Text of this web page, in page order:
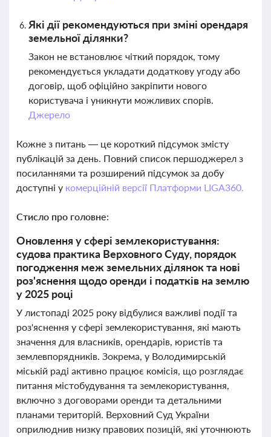
Які дії рекомендуються при зміні орендаря
земельної ділянки?
Закон не встановлює чіткий порядок, тому
рекомендується укладати додаткову угоду або
договір, щоб офіційно закріпити нового
користувача і уникнути можливих спорів.
Джерело
Кожне з питань — це короткий підсумок змісту
публікацій за день. Повний список першоджерел з
посиланнями та розширений підсумок за добу
доступні у комерційній версії Платформи LIGA360.
Стисло про головне:
Оновлення у сфері землекористування:
судова практика Верховного Суду, порядок
погодження меж земельних ділянок та нові
роз'яснення щодо оренди і податків на землю
у 2025 році
У листопаді 2025 року відбулися важливі події та
роз'яснення у сфері землекористування, які мають
значення для власників, орендарів, юристів та
землевпорядників. Зокрема, у Володимирській
міській раді активно працює комісія, що розглядає
питання містобудування та землекористування,
включно з договорами оренди та детальними
планами територій. Верховний Суд України
оприлюднив низку правових позицій, які уточнюють